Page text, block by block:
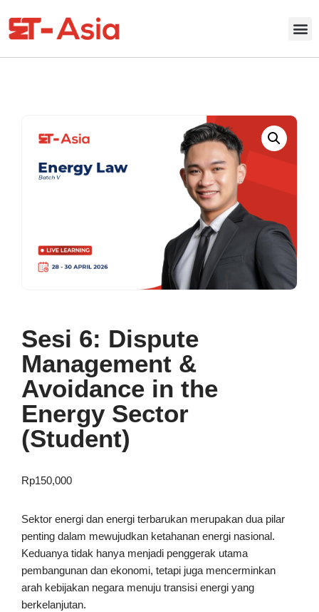
Sesi 6: Dispute
Management &
Avoidance in the
Energy Sector
(Student)
Rp150,000
Sektor energi dan energi terbarukan merupakan dua pilar
penting dalam mewujudkan ketahanan energi nasional.
Keduanya tidak hanya menjadi penggerak utama
pembangunan dan ekonomi, tetapi juga mencerminkan
arah kebijakan negara menuju transisi energi yang
berkelanjutan.